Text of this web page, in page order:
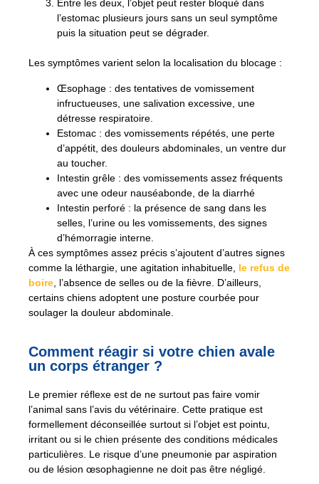
Entre les deux, l’objet peut rester bloqué dans
l’estomac plusieurs jours sans un seul symptôme
puis la situation peut se dégrader.
Les symptômes varient selon la localisation du blocage :
Œsophage : des tentatives de vomissement
infructueuses, une salivation excessive, une
détresse respiratoire.
Estomac : des vomissements répétés, une perte
d’appétit, des douleurs abdominales, un ventre dur
au toucher.
Intestin grêle : des vomissements assez fréquents
avec une odeur nauséabonde, de la diarrhé
Intestin perforé : la présence de sang dans les
selles, l’urine ou les vomissements, des signes
d’hémorragie interne.
À ces symptômes assez précis s’ajoutent d’autres signes
comme la léthargie, une agitation inhabituelle, le refus de
boire , l’absence de selles ou de la fièvre. D’ailleurs,
certains chiens adoptent une posture courbée pour
soulager la douleur abdominale.
Comment réagir si votre chien avale
un corps étranger ?
Le premier réflexe est de ne surtout pas faire vomir
l’animal sans l’avis du vétérinaire. Cette pratique est
formellement déconseillée surtout si l’objet est pointu,
irritant ou si le chien présente des conditions médicales
particulières. Le risque d’une pneumonie par aspiration
ou de lésion œsophagienne ne doit pas être négligé.